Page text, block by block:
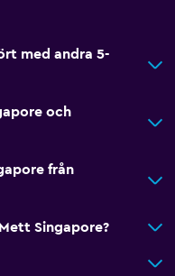
med andra 5-
och
från
Singapore?